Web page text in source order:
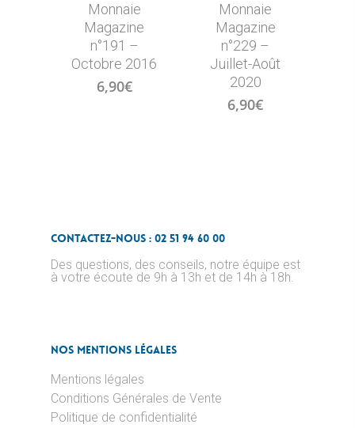
Monnaie
Magazine
n°191 –
Octobre 2016
6,90€
Monnaie
Magazine
n°229 –
Juillet-Août
2020
6,90€
Contactez-nous : 02 51 94 60 00
Des questions, des conseils, notre équipe est
à votre écoute de 9h à 13h et de 14h à 18h.
Nos Mentions Légales
Mentions légales
Conditions Générales de Vente
Politique de confidentialité